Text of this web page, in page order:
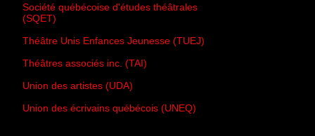
Société québécoise d'études théâtrales
(SQET)
Théâtre Unis Enfances Jeunesse (TUEJ)
Théâtres associés inc. (TAI)
Union des artistes (UDA)
Union des écrivains québécois (UNEQ)